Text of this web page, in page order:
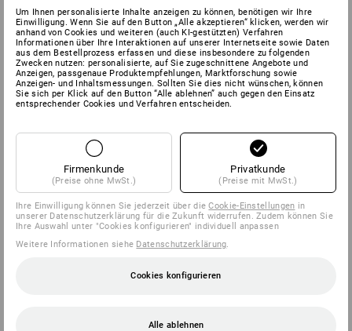
Um Ihnen personalisierte Inhalte anzeigen zu können, benötigen wir Ihre
Einwilligung. Wenn Sie auf den Button „Alle akzeptieren“ klicken, werden wir
anhand von Cookies und weiteren (auch KI-gestützten) Verfahren
Informationen über Ihre Interaktionen auf unserer Internetseite sowie Daten
aus dem Bestellprozess erfassen und diese insbesondere zu folgenden
Zwecken nutzen: personalisierte, auf Sie zugeschnittene Angebote und
Anzeigen, passgenaue Produktempfehlungen, Marktforschung sowie
Anzeigen- und Inhaltsmessungen. Sollten Sie dies nicht wünschen, können
Sie sich per Klick auf den Button “Alle ablehnen” auch gegen den Einsatz
entsprechender Cookies und Verfahren entscheiden.
Firmenkunde
(Preise ohne MwSt.)
Privatkunde
(Preise mit MwSt.)
Ihre Einwilligung können Sie jederzeit über dieCookie-Einstellungen in
unserer Datenschutzerklärung für die Zukunft widerrufen. Zudem können Sie
Ihre Auswahl unter "Cookies konfigurieren" individuell anpassen
Weitere Informationen siehe Datenschutzerklärung.
Cookies konfigurieren
Alle ablehnen